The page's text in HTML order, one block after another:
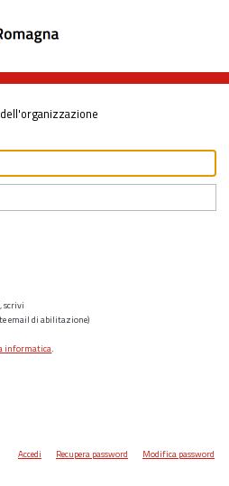
scrivi
email di abilitazione)
informatica.
Accedi Recupera password Modifica password